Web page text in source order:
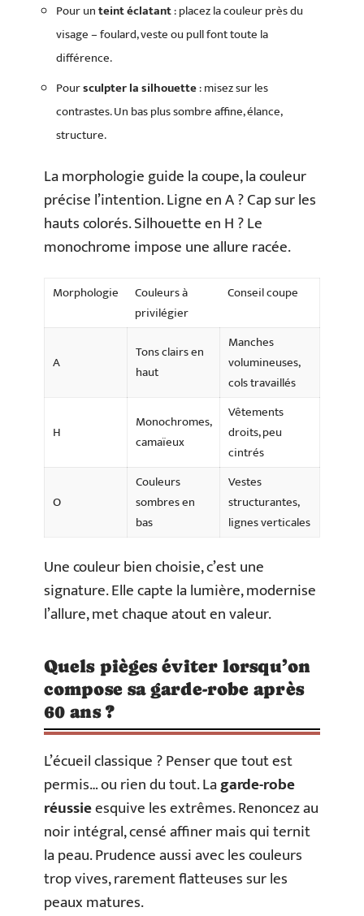
Pour unteint éclatant: placez la couleur près du
visage – foulard, veste ou pull font toute la
différence.
Poursculpter la silhouette: misez sur les
contrastes. Un bas plus sombre affine, élance,
structure.
La morphologie guide la coupe, la couleur
précise l’intention. Ligne en A ? Cap sur les
hauts colorés. Silhouette en H ? Le
monochrome impose une allure racée.
Morphologie
Couleurs à
privilégier
Conseil coupe
A
Tons clairs en
haut
Manches
volumineuses,
cols travaillés
H
Monochromes,
camaïeux
Vêtements
droits, peu
cintrés
O
Couleurs
sombres en
bas
Vestes
structurantes,
lignes verticales
Une couleur bien choisie, c’est une
signature. Elle capte la lumière, modernise
l’allure, met chaque atout en valeur.
Quels pièges éviter lorsqu’on
compose sa garde-robe après
60 ans ?
L’écueil classique ? Penser que tout est
permis… ou rien du tout. Lagarde-robe
réussieesquive les extrêmes. Renoncez au
noir intégral, censé affiner mais qui ternit
la peau. Prudence aussi avec les couleurs
trop vives, rarement flatteuses sur les
peaux matures.